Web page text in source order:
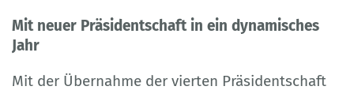
Mit neuer Präsidentschaft in ein dynamisches
Jahr
Mit der Übernahme der vierten Präsidentschaft